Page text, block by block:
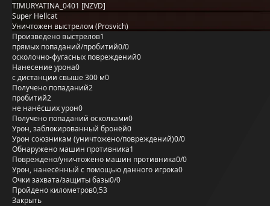
TIMURYATINA_0401 [NZVD]
Super Hellcat
Уничтожен выстрелом (Prosvich)
Произведено выстрелов1
прямых попаданий/пробитий0/0
осколочно-фугасных повреждений0
Нанесение урона0
с дистанции свыше 300 м0
Получено попаданий2
пробитий2
не нанёсших урон0
Получено попаданий осколками0
Урон, заблокированный бронёй0
Урон союзникам (уничтожено/повреждений)0/0
Обнаружено машин противника1
Повреждено/уничтожено машин противника0/0
Урон, нанесённый с помощью данного игрока0
Очки захвата/защиты базы0/0
Пройдено километров0,53
Закрыть